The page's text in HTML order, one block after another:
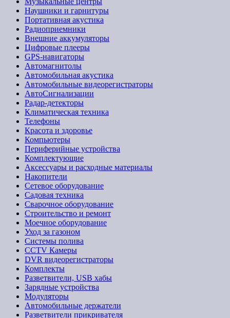
Наушники и гарнитуры
Портативная акустика
Радиоприемники
Внешние аккумуляторы
Цифровые плееры
GPS-навигаторы
Автомагнитолы
Автомобильная акустика
Автомобильные видеорегистраторы
АвтоСигнализации
Радар-детекторы
Климатическая техника
Телефоны
Красота и здоровье
Компьютеры
Периферийные устройства
Комплектующие
Аксессуары и расходные материалы
Накопители
Сетевое оборудование
Садовая техника
Сварочное оборудование
Строительство и ремонт
Моечное оборудование
Уход за газоном
Системы полива
CCTV Камеры
DVR видеорегистраторы
Комплекты
Разветвители, USB хабы
Зарядные устройства
Модуляторы
Автомобильные держатели
Разветвители прикривателя